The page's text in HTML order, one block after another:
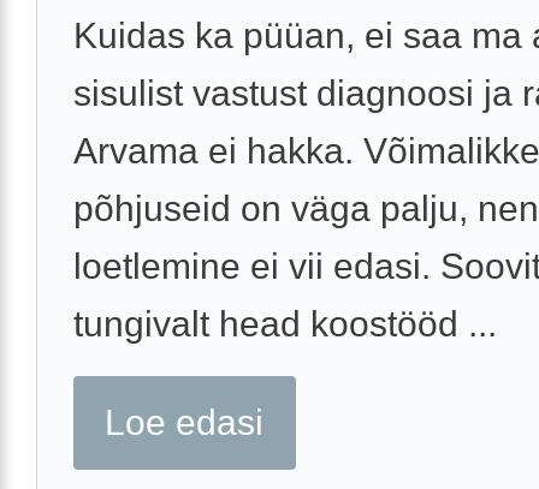
Kuidas ka püüan, ei saa ma
sisulist vastust diagnoosi ja
Arvama ei hakka. Võimalikke
põhjuseid on väga palju,
loetlemine ei vii edasi.
tungivalt head koostööd ...
Loe edasi